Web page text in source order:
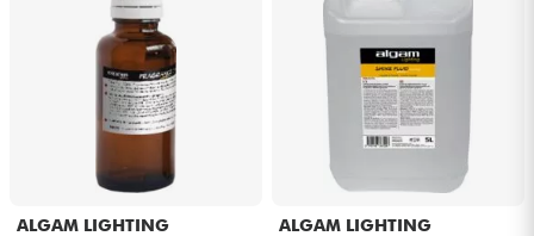
ALGAM LIGHTING
ALGAM LIGHTING